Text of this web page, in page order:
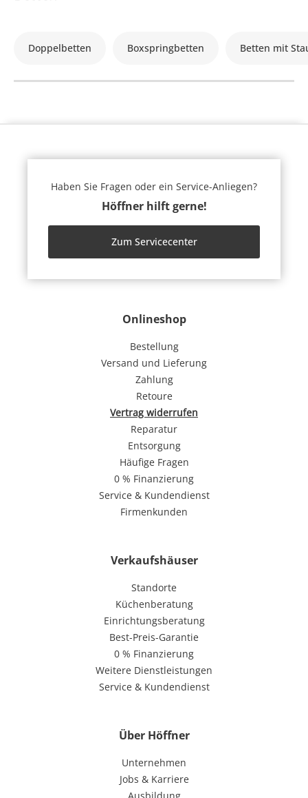
Doppelbetten Boxspringbetten Betten mit
Onlineshop
Bestellung
Versand und Lieferung
Zahlung
Retoure
Vertrag widerrufen
Reparatur
Entsorgung
Häufige Fragen
0 % Finanzierung
Service & Kundendienst
Firmenkunden
Verkaufshäuser
Standorte
Küchenberatung
Einrichtungsberatung
Best-Preis-Garantie
0 % Finanzierung
Weitere Dienstleistungen
Service & Kundendienst
Über Höffner
Unternehmen
Jobs & Karriere
Haben Sie Fragen oder ein Service-Anliegen?
Höffner hilft gerne!
Zum Servicecenter